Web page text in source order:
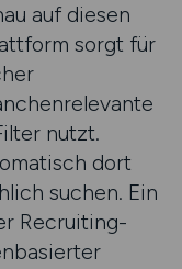
auf diesen
sorgt für
nutzt.
dort
suchen. Ein
Recruiting-